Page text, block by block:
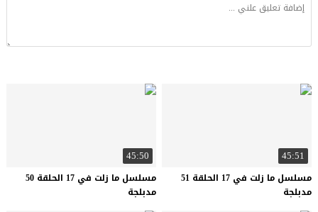
45:51
مسلسل ما زلت في 17 الحلقة 51
مدبلجة
45:50
مسلسل ما زلت في 17 الحلقة 50
مدبلجة